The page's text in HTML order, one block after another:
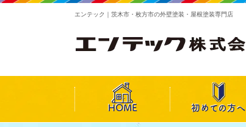
エンテック｜茨木市・枚方市の外壁塗装・屋根塗装専門店
HOME 初めての方へ